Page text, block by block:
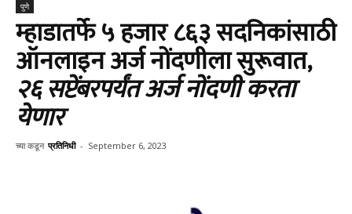
पुणे
म्हाडातर्फे ५ हजार ८६३ सदनिकांसाठी
ऑनलाइन अर्ज नोंदणीला सुरूवात,
२६ सप्टेंबरपर्यंत अर्ज नोंदणी करता
येणार
च्या कडून प्रतिनिधी - September 6, 2023